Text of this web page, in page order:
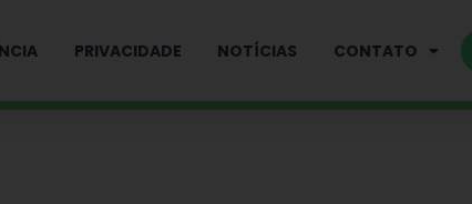
PRIVACIDADE NOTÍCIAS CONTATO